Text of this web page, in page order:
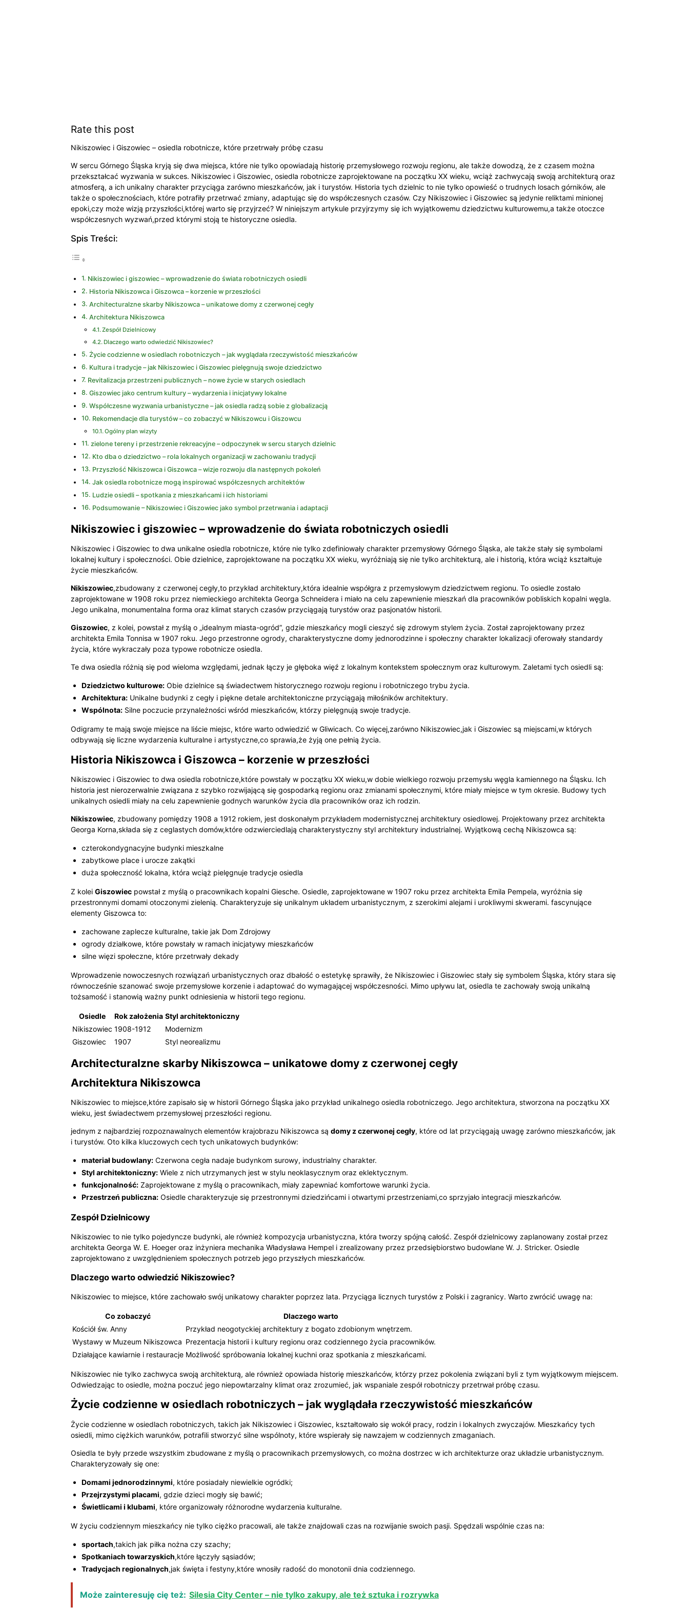
Rate this post
Nikiszowiec i Giszowiec – osiedla robotnicze, które przetrwały próbę czasu
W sercu Górnego Śląska kryją się dwa miejsca, które nie tylko opowiadają historię przemysłowego rozwoju regionu, ale także dowodzą, że z czasem można
przekształcać wyzwania w sukces. Nikiszowiec i Giszowiec, osiedla robotnicze zaprojektowane na początku XX wieku, wciąż zachwycają swoją architekturą oraz
atmosferą, a ich unikalny charakter przyciąga zarówno mieszkańców, jak i turystów. Historia tych dzielnic to nie tylko opowieść o trudnych losach górników, ale
także o społecznościach, które potrafiły przetrwać zmiany, adaptując się do współczesnych czasów. Czy Nikiszowiec i Giszowiec są jedynie reliktami minionej
epoki,czy może wizją przyszłości,której warto się przyjrzeć? W niniejszym artykule przyjrzymy się ich wyjątkowemu dziedzictwu kulturowemu,a także otoczce
współczesnych wyzwań,przed którymi stoją te historyczne osiedla.
Spis Treści:
Nikiszowiec i giszowiec – wprowadzenie do świata robotniczych osiedli
Historia Nikiszowca i Giszowca – korzenie w przeszłości
Architecturalzne skarby Nikiszowca – unikatowe domy z czerwonej cegły
Architektura Nikiszowca
Zespół Dzielnicowy
Dlaczego warto odwiedzić Nikiszowiec?
Życie codzienne w osiedlach robotniczych – jak wyglądała rzeczywistość mieszkańców
Kultura i tradycje – jak Nikiszowiec i Giszowiec pielęgnują swoje dziedzictwo
Revitalizacja przestrzeni publicznych – nowe życie w starych osiedlach
Giszowiec jako centrum kultury – wydarzenia i inicjatywy lokalne
Współczesne wyzwania urbanistyczne – jak osiedla radzą sobie z globalizacją
Rekomendacje dla turystów – co zobaczyć w Nikiszowcu i Giszowcu
Ogólny plan wizyty
zielone tereny i przestrzenie rekreacyjne – odpoczynek w sercu starych dzielnic
Kto dba o dziedzictwo – rola lokalnych organizacji w zachowaniu tradycji
Przyszłość Nikiszowca i Giszowca – wizje rozwoju dla następnych pokoleń
Jak osiedla robotnicze mogą inspirować współczesnych architektów
Ludzie osiedli – spotkania z mieszkańcami i ich historiami
Podsumowanie – Nikiszowiec i Giszowiec jako symbol przetrwania i adaptacji
Nikiszowiec i giszowiec – wprowadzenie do świata robotniczych osiedli
Nikiszowiec i Giszowiec to dwa unikalne osiedla robotnicze, które nie tylko zdefiniowały charakter przemysłowy Górnego Śląska, ale także stały się symbolami
lokalnej kultury i społeczności. Obie dzielnice, zaprojektowane na początku XX wieku, wyróżniają się nie tylko architekturą, ale i historią, która wciąż kształtuje
życie mieszkańców.
Nikiszowiec,zbudowany z czerwonej cegły,to przykład architektury,która idealnie współgra z przemysłowym dziedzictwem regionu. To osiedle zostało
zaprojektowane w 1908 roku przez niemieckiego architekta Georga Schneidera i miało na celu zapewnienie mieszkań dla pracowników pobliskich kopalni węgla.
Jego unikalna, monumentalna forma oraz klimat starych czasów przyciągają turystów oraz pasjonatów historii.
Giszowiec, z kolei, powstał z myślą o „idealnym miasta-ogród”, gdzie mieszkańcy mogli cieszyć się zdrowym stylem życia. Został zaprojektowany przez
architekta Emila Tonnisa w 1907 roku. Jego przestronne ogrody, charakterystyczne domy jednorodzinne i społeczny charakter lokalizacji oferowały standardy
życia, które wykraczały poza typowe robotnicze osiedla.
Te dwa osiedla różnią się pod wieloma względami, jednak łączy je głęboka więź z lokalnym kontekstem społecznym oraz kulturowym. Zaletami tych osiedli są:
Dziedzictwo kulturowe: Obie dzielnice są świadectwem historycznego rozwoju regionu i robotniczego trybu życia.
Architektura: Unikalne budynki z cegły i piękne detale architektoniczne przyciągają miłośników architektury.
Wspólnota: Silne poczucie przynależności wśród mieszkańców, którzy pielęgnują swoje tradycje.
Odigramy te mają swoje miejsce na liście miejsc, które warto odwiedzić w Gliwicach. Co więcej,zarówno Nikiszowiec,jak i Giszowiec są miejscami,w których
odbywają się liczne wydarzenia kulturalne i artystyczne,co sprawia,że żyją one pełnią życia.
Historia Nikiszowca i Giszowca – korzenie w przeszłości
Nikiszowiec i Giszowiec to dwa osiedla robotnicze,które powstały w początku XX wieku,w dobie wielkiego rozwoju przemysłu węgla kamiennego na Śląsku. Ich
historia jest nierozerwalnie związana z szybko rozwijającą się gospodarką regionu oraz zmianami społecznymi, które miały miejsce w tym okresie. Budowy tych
unikalnych osiedli miały na celu zapewnienie godnych warunków życia dla pracowników oraz ich rodzin.
Nikiszowiec, zbudowany pomiędzy 1908 a 1912 rokiem, jest doskonałym przykładem modernistycznej architektury osiedlowej. Projektowany przez architekta
Georga Korna,składa się z ceglastych domów,które odzwierciedlają charakterystyczny styl architektury industrialnej. Wyjątkową cechą Nikiszowca są:
czterokondygnacyjne budynki mieszkalne
zabytkowe place i urocze zakątki
duża społeczność lokalna, która wciąż pielęgnuje tradycje osiedla
Z kolei Giszowiec powstał z myślą o pracownikach kopalni Giesche. Osiedle, zaprojektowane w 1907 roku przez architekta Emila Pempela, wyróżnia się
przestronnymi domami otoczonymi zielenią. Charakteryzuje się unikalnym układem urbanistycznym, z szerokimi alejami i urokliwymi skwerami. fascynujące
elementy Giszowca to:
zachowane zaplecze kulturalne, takie jak Dom Zdrojowy
ogrody działkowe, które powstały w ramach inicjatywy mieszkańców
silne więzi społeczne, które przetrwały dekady
Wprowadzenie nowoczesnych rozwiązań urbanistycznych oraz dbałość o estetykę sprawiły, że Nikiszowiec i Giszowiec stały się symbolem Śląska, który stara się
równocześnie szanować swoje przemysłowe korzenie i adaptować do wymagającej współczesności. Mimo upływu lat, osiedla te zachowały swoją unikalną
tożsamość i stanowią ważny punkt odniesienia w historii tego regionu.
Osiedle Rok założenia Styl architektoniczny
Nikiszowiec 1908-1912
Modernizm
Giszowiec
1907 Styl neorealizmu
Architecturalzne skarby Nikiszowca – unikatowe domy z czerwonej cegły
Architektura Nikiszowca
Nikiszowiec to miejsce,które zapisało się w historii Górnego Śląska jako przykład unikalnego osiedla robotniczego. Jego architektura, stworzona na początku XX
wieku, jest świadectwem przemysłowej przeszłości regionu.
jednym z najbardziej rozpoznawalnych elementów krajobrazu Nikiszowca są domy z czerwonej cegły, które od lat przyciągają uwagę zarówno mieszkańców, jak
i turystów. Oto kilka kluczowych cech tych unikatowych budynków:
materiał budowlany: Czerwona cegła nadaje budynkom surowy, industrialny charakter.
Styl architektoniczny: Wiele z nich utrzymanych jest w stylu neoklasycznym oraz eklektycznym.
funkcjonalność: Zaprojektowane z myślą o pracownikach, miały zapewniać komfortowe warunki życia.
Przestrzeń publiczna: Osiedle charakteryzuje się przestronnymi dziedzińcami i otwartymi przestrzeniami,co sprzyjało integracji mieszkańców.
Zespół Dzielnicowy
Nikiszowiec to nie tylko pojedyncze budynki, ale również kompozycja urbanistyczna, która tworzy spójną całość. Zespół dzielnicowy zaplanowany został przez
architekta Georga W. E. Hoeger oraz inżyniera mechanika Władysława Hempel i zrealizowany przez przedsiębiorstwo budowlane W. J. Stricker. Osiedle
zaprojektowano z uwzględnieniem społecznych potrzeb jego przyszłych mieszkańców.
Dlaczego warto odwiedzić Nikiszowiec?
Nikiszowiec to miejsce, które zachowało swój unikatowy charakter poprzez lata. Przyciąga licznych turystów z Polski i zagranicy. Warto zwrócić uwagę na:
Co zobaczyć
Dlaczego warto
Kościół św. Anny
Przykład neogotyckiej architektury z bogato zdobionym wnętrzem.
Wystawy w Muzeum Nikiszowca Prezentacja historii i kultury regionu oraz codziennego życia pracowników.
Działające kawiarnie i restauracje Możliwość spróbowania lokalnej kuchni oraz spotkania z mieszkańcami.
Nikiszowiec nie tylko zachwyca swoją architekturą, ale również opowiada historię mieszkańców, którzy przez pokolenia związani byli z tym wyjątkowym miejscem.
Odwiedzając to osiedle, można poczuć jego niepowtarzalny klimat oraz zrozumieć, jak wspaniale zespół robotniczy przetrwał próbę czasu.
Życie codzienne w osiedlach robotniczych – jak wyglądała rzeczywistość mieszkańców
Życie codzienne w osiedlach robotniczych, takich jak Nikiszowiec i Giszowiec, kształtowało się wokół pracy, rodzin i lokalnych zwyczajów. Mieszkańcy tych
osiedli, mimo ciężkich warunków, potrafili stworzyć silne wspólnoty, które wspierały się nawzajem w codziennych zmaganiach.
Osiedla te były przede wszystkim zbudowane z myślą o pracownikach przemysłowych, co można dostrzec w ich architekturze oraz układzie urbanistycznym.
Charakteryzowały się one:
Domami jednorodzinnymi, które posiadały niewielkie ogródki;
Przejrzystymi placami, gdzie dzieci mogły się bawić;
Świetlicami i klubami, które organizowały różnorodne wydarzenia kulturalne.
W życiu codziennym mieszkańcy nie tylko ciężko pracowali, ale także znajdowali czas na rozwijanie swoich pasji. Spędzali wspólnie czas na:
sportach,takich jak piłka nożna czy szachy;
Spotkaniach towarzyskich,które łączyły sąsiadów;
Tradycjach regionalnych,jak święta i festyny,które wnosiły radość do monotonii dnia codziennego.
Może zainteresuję cię też: Silesia City Center – nie tylko zakupy, ale też sztuka i rozrywka